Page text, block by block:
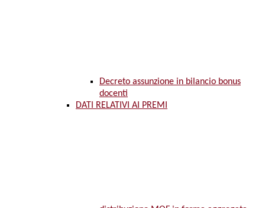
Decreto assunzione in bilancio bonus
docenti
DATI RELATIVI AI PREMI